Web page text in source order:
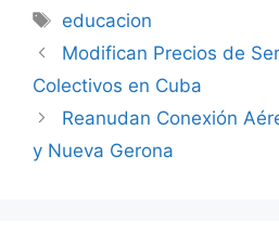
Tags
educacion
Modifican Precios de
Colectivos en Cuba
Reanudan Conexión
y Nueva Gerona